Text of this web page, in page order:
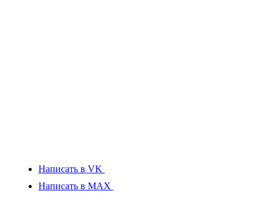
Написать в VK
Написать в MAX